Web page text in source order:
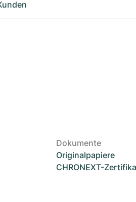
Dokumente
Originalpapiere
CHRONEXT-